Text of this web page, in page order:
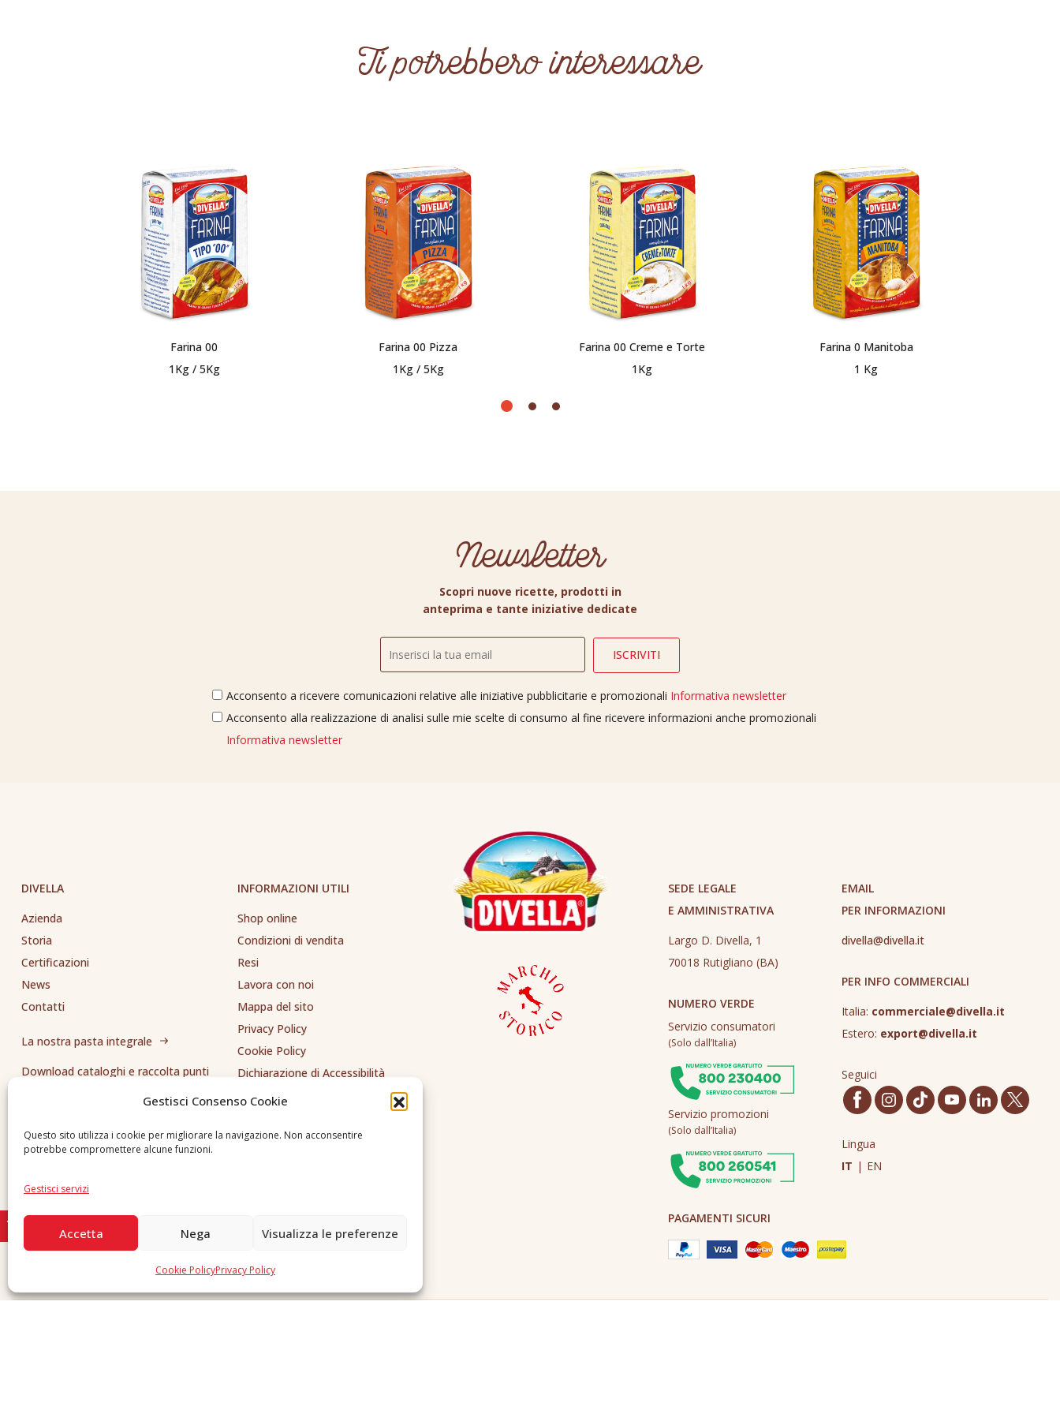
Gestisci Consenso Cookie
Questo sito utilizza i cookie per migliorare la navigazione. Non acconsentire
potrebbe compromettere alcune funzioni.
Gestisci servizi
Accetta Nega Visualizza le preferenze
Cookie PolicyPrivacy Policy
Ti potrebbero interessare
Farina 00
1Kg / 5Kg
Farina 00 Pizza
1Kg / 5Kg
Farina 00 Creme e Torte
1Kg
Farina 0 Manitoba
1 Kg
Newsletter
Scopri nuove ricette, prodotti in
anteprima e tante iniziative dedicate
Acconsento a ricevere comunicazioni relative alle iniziative pubblicitarie e promozionali Informativa newsletter
Acconsento alla realizzazione di analisi sulle mie scelte di consumo al fine ricevere informazioni anche promozionali
Informativa newsletter
DIVELLA
Azienda
Storia
Certificazioni
News
Contatti
La nostra pasta integrale
Download cataloghi e raccolta punti
INFORMAZIONI UTILI
Shop online
Condizioni di vendita
Resi
Lavora con noi
Mappa del sito
Privacy Policy
Cookie Policy
Dichiarazione di Accessibilità
Whistleblowing
SEDE LEGALE
E AMMINISTRATIVA
Largo D. Divella, 1
70018 Rutigliano (BA)
NUMERO VERDE
Servizio consumatori
(Solo dall’Italia)
Servizio promozioni
(Solo dall’Italia)
EMAIL
PER INFORMAZIONI
divella@divella.it
PER INFO COMMERCIALI
Italia: commerciale@divella.it
Estero: export@divella.it
Seguici
Lingua
IT | EN
PAGAMENTI SICURI